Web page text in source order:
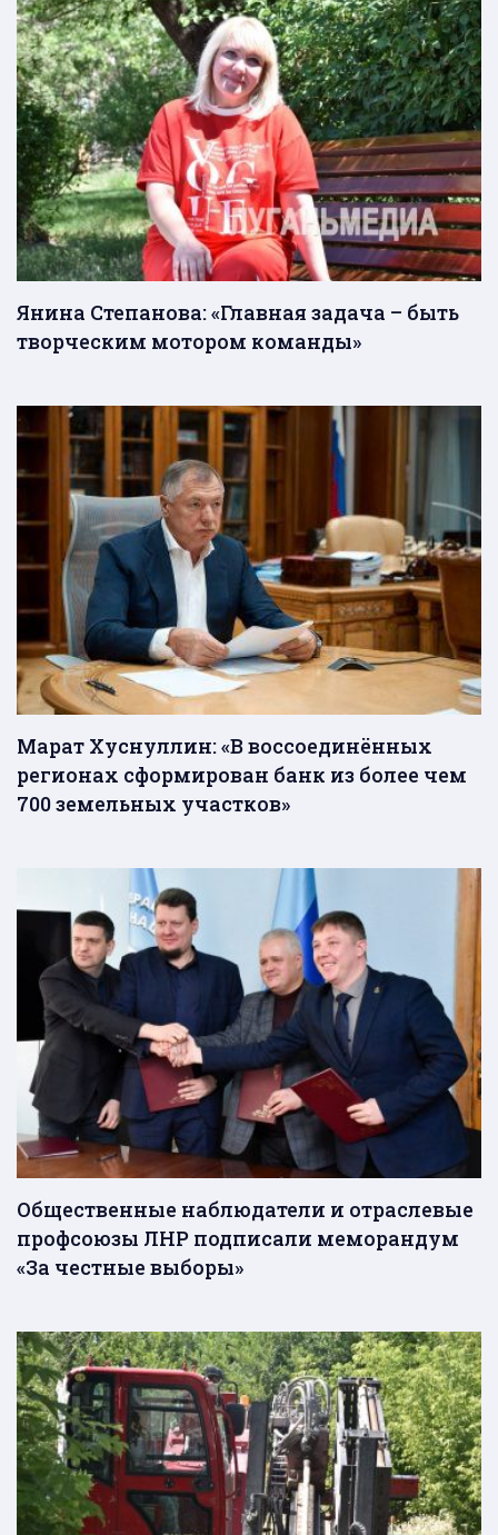
Янина Степанова: «Главная задача – быть
творческим мотором команды»
Марат Хуснуллин: «В воссоединённых
регионах сформирован банк из более чем
700 земельных участков»
Общественные наблюдатели и отраслевые
профсоюзы ЛНР подписали меморандум
«За честные выборы»